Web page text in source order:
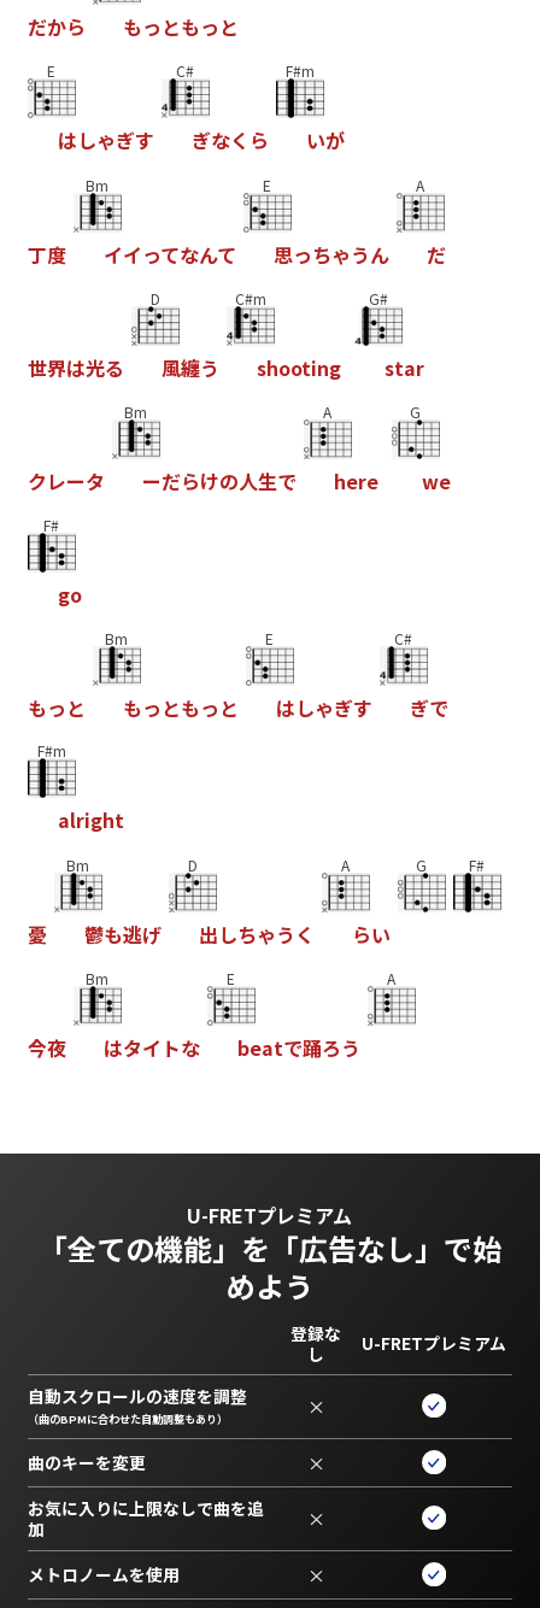
だから もっ ともっ と
E
はしゃぎす
C#
ぎなく ら
F#m
いが
丁度
Bm
イイってなんて
E
思っちゃうん
A
だ
世界は光る
D
風纏う
C#m
shooting
G#
star
クレータ
Bm
ーだらけの人生で
A
here
G
we
F#
go
もっ と
Bm
もっ ともっ と
E
はしゃぎす
C#
ぎで
F#m
alright
憂
Bm
鬱も逃げ
D
出しちゃう く
A
らい
G F#
今夜
Bm
はタイ トな
E
beatで踊ろう
A
U-FRETプレミアム
「全ての機能」を 「広告なし」で始
めよう
登録な
し
U-FRETプレミアム
自動スクロールの速度を調整
（曲のBPMに合わせた自動調整もあり） ×
曲のキーを変更 ×
お気に入りに上限なしで曲を追
加
×
メトロノームを使用 ×